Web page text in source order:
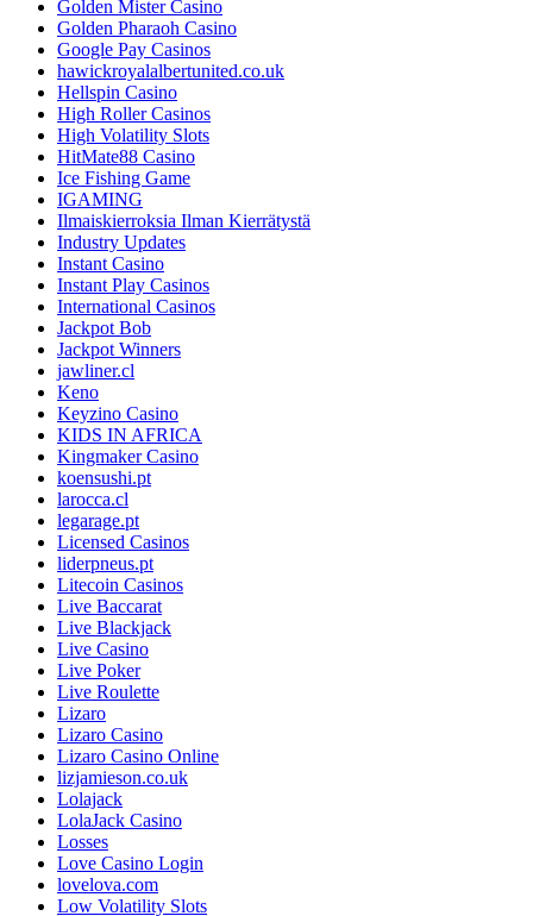
Golden Mister Casino
Golden Pharaoh Casino
Google Pay Casinos
hawickroyalalbertunited.co.uk
Hellspin Casino
High Roller Casinos
High Volatility Slots
HitMate88 Casino
Ice Fishing Game
IGAMING
Ilmaiskierroksia Ilman Kierrätystä
Industry Updates
Instant Casino
Instant Play Casinos
International Casinos
Jackpot Bob
Jackpot Winners
jawliner.cl
Keno
Keyzino Casino
KIDS IN AFRICA
Kingmaker Casino
koensushi.pt
larocca.cl
legarage.pt
Licensed Casinos
liderpneus.pt
Litecoin Casinos
Live Baccarat
Live Blackjack
Live Casino
Live Poker
Live Roulette
Lizaro
Lizaro Casino
Lizaro Casino Online
lizjamieson.co.uk
Lolajack
LolaJack Casino
Losses
Love Casino Login
lovelova.com
Low Volatility Slots